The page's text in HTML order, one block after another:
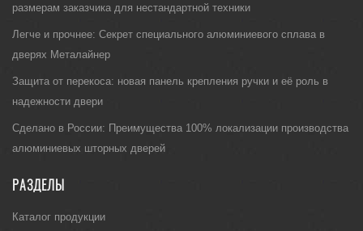
размерам заказчика для нестандартной техники
Легче и прочнее: Секрет специального алюминиевого сплава в
дверях Металайнер
Защита от перекоса: новая панель крепления ручки и её роль в
надежности двери
Сделано в России: Преимущества 100% локализации производства
алюминиевых шторных дверей
РАЗДЕЛЫ
Каталог продукции